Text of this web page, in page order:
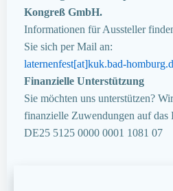
Kongreß GmbH.
Informationen für Aussteller
Sie sich per Mail an:
laternenfest[at]kuk.bad-
Finanzielle Unterstützung
Sie möchten uns unterstützen?
finanzielle Zuwendungen auf
DE25 5125 0000 0001 1081 07